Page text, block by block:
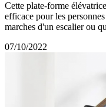
Cette plate-forme
efficace pour les
marches d'un escalier ou
07/10/2022